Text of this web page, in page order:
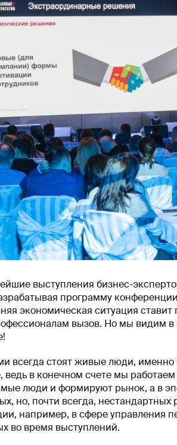
выступления бизнес-
программу
экономическая ситуация
вызов. Но мы видим
всегда стоят живые люди,
ведь в конечном счете мы
люди и формируют рынок, а в
но, почти всегда,
например, в сфере управления
во время выступлений.